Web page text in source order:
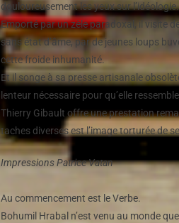
douloureusement les yeux sur l’idéologie.
Emporté par un zèle paradoxal, il visite
sans état d’âme, par de jeunes loups
cette froide inhumanité.
Et il songe à sa presse artisanale
lenteur nécessaire pour qu’elle
Thierry Gibault offre une prestation
taches diverses est l’image torturée de
Impressions Patrice Vatan
Au commencement est le Verbe.
Bohumil Hrabal n’est venu au monde